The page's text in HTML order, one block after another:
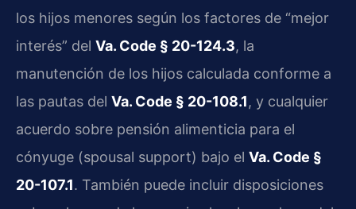
los hijos menores según los factores de “mejor
interés” del Va. Code § 20-124.3, la
manutención de los hijos calculada conforme a
las pautas del Va. Code § 20-108.1, y cualquier
acuerdo sobre pensión alimenticia para el
cónyuge (spousal support) bajo el Va. Code §
20-107.1. También puede incluir disposiciones